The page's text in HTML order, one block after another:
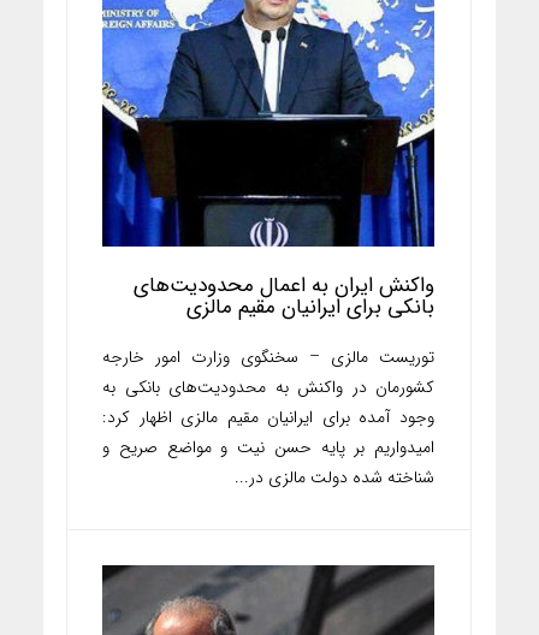
واکنش ایران به اعمال محدودیت‌های
بانکی برای ایرانیان مقیم مالزی
توریست مالزی – سخنگوی وزارت امور خارجه
کشورمان در واکنش به محدودیت‌های بانکی به
وجود آمده برای ایرانیان مقیم مالزی اظهار کرد:
امیدواریم بر پایه حسن نیت و مواضع صریح و
شناخته شده دولت مالزی در...